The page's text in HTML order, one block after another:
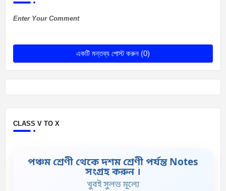
Enter Your Comment
একটি মন্তব্য পোস্ট করুন (0)
CLASS V TO X
পঞ্চম শ্রেণী থেকে দশম শ্রেণী পর্যন্ত Notes
সংগ্রহ করুন ।
খুবই সুলভ মূল্যে